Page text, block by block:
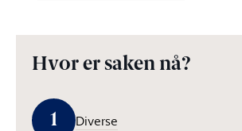
Hvor er saken nå?
1 Diverse